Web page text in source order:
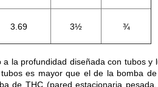
3.69 3½ ¾
la profundidad diseñada con tubos y
es mayor que el de la bomba
de THC (pared estacionaria